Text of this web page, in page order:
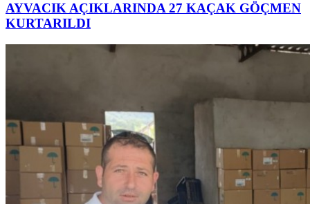
AYVACIK AÇIKLARINDA 27 KAÇAK GÖÇMEN
KURTARILDI